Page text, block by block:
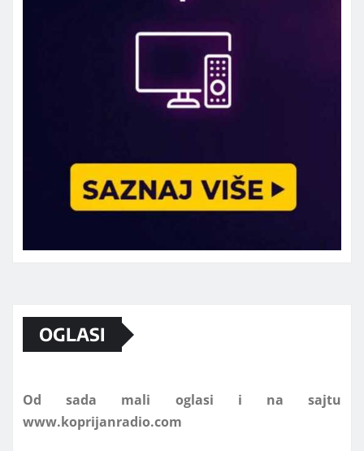
OGLASI